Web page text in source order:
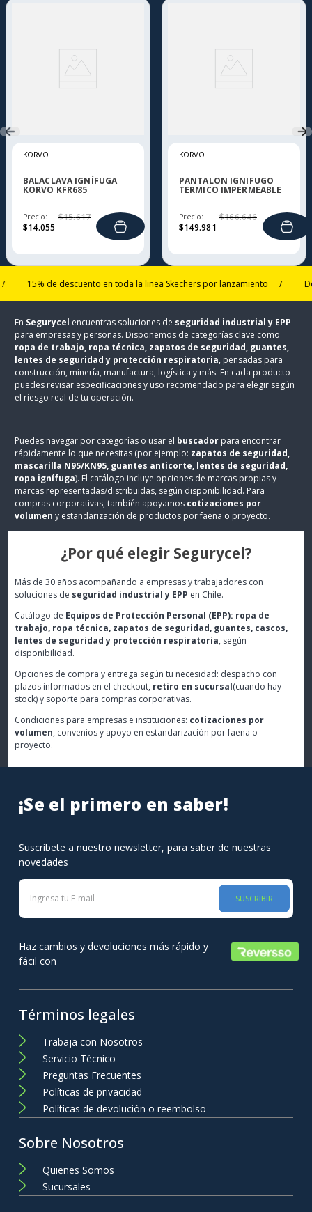
KORVO
BALACLAVA IGNÍFUGA
KORVO KFR685
Precio:
$14.055
$15.617
KORVO
PANTALON IGNIFUGO
TERMICO IMPERMEABLE
Precio:
$149.981
$166.646
15% de descuento en toda la linea Skechers por lanzamiento /
En Segurycel encuentras soluciones de seguridad industrial y EPP
para empresas y personas. Disponemos de categorías clave como
ropa de trabajo, ropa técnica, zapatos de seguridad, guantes,
lentes de seguridad y protección respiratoria, pensadas para
construcción, minería, manufactura, logística y más. En cada producto
puedes revisar especificaciones y uso recomendado para elegir según
el riesgo real de tu operación.
Puedes navegar por categorías o usar el buscador para encontrar
rápidamente lo que necesitas (por ejemplo: zapatos de seguridad,
mascarilla N95/KN95, guantes anticorte, lentes de seguridad,
ropa ignífuga). El catálogo incluye opciones de marcas propias y
marcas representadas/distribuidas, según disponibilidad. Para
compras corporativas, también apoyamos cotizaciones por
volumen y estandarización de productos por faena o proyecto.
¿Por qué elegir Segurycel?
Más de 30 años acompañando a empresas y trabajadores con
soluciones de seguridad industrial y EPP en Chile.
Catálogo de Equipos de Protección Personal (EPP): ropa de
trabajo, ropa técnica, zapatos de seguridad, guantes, cascos,
lentes de seguridad y protección respiratoria, según
disponibilidad.
Opciones de compra y entrega según tu necesidad: despacho con
plazos informados en el checkout, retiro en sucursal(cuando hay
stock) y soporte para compras corporativas.
Condiciones para empresas e instituciones: cotizaciones por
volumen, convenios y apoyo en estandarización por faena o
proyecto.
¡Se el primero en saber!
Suscríbete a nuestro newsletter, para saber de nuestras
novedades
SUSCRIBIR
Haz cambios y devoluciones más rápido y
fácil con
Términos legales
Trabaja con Nosotros
Servicio Técnico
Preguntas Frecuentes
Políticas de privacidad
Políticas de devolución o reembolso
Sobre Nosotros
Quienes Somos
Sucursales